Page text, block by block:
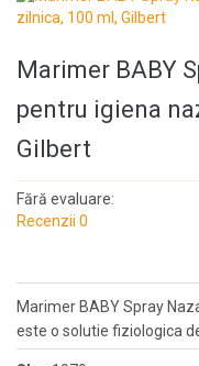
Marimer BABY
pentru igiena
Gilbert
Fără evaluare:
Recenzii 0
Marimer BABY Spray
este o solutie fiziologica